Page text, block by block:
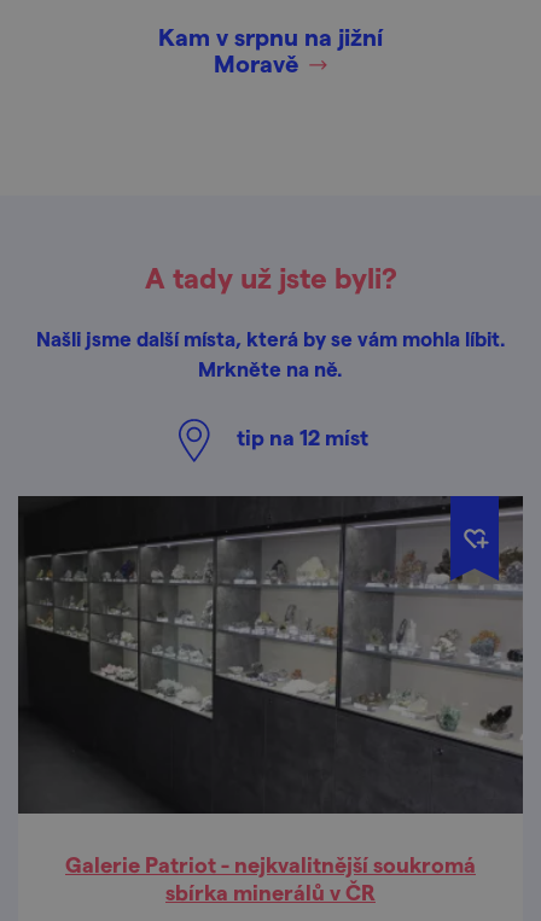
Kam v srpnu na jižní
Moravě
A tady už jste byli?
Našli jsme další místa, která by se vám mohla líbit.
Mrkněte na ně.
tip na 12 míst
Galerie Patriot - nejkvalitnější soukromá
sbírka minerálů v ČR